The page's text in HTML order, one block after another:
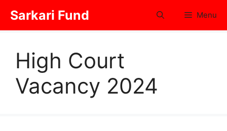
content
Sarkari Fund Menu
High Court
Vacancy 2024